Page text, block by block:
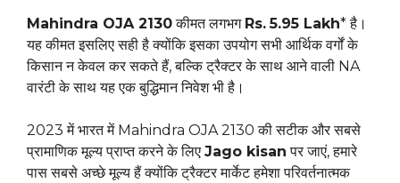
Mahindra OJA 2130कीमत लगभग Rs. 5.95 Lakh* है।
यह कीमत इसलिए सही है क्योंकि इसका उपयोग सभी आर्थिक वर्गों के
किसान न केवल कर सकते हैं, बल्कि ट्रैक्टर के साथ आने वाली NA
वारंटी के साथ यह एक बुद्धिमान निवेश भी है।
2023 में भारत में Mahindra OJA 2130 की सटीक और सबसे
प्रामाणिक मूल्य प्राप्त करने के लिए Jago kisan पर जाएं, हमारे
पास सबसे अच्छे मूल्य हैं क्योंकि ट्रैक्टर मार्केट हमेशा परिवर्तनात्मक